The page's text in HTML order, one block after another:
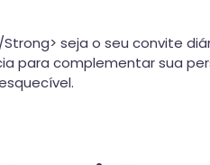
Strong> seja o seu convite
para complementar sua